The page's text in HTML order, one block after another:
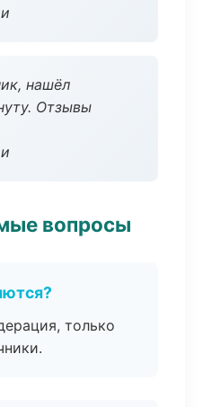
нашёл
Отзывы
вопросы
только